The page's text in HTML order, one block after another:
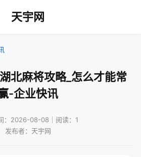
天宇网
北麻将攻略_怎么才能常
-企业快讯
：2026-08-08｜阅读：1
发布者：天宇网